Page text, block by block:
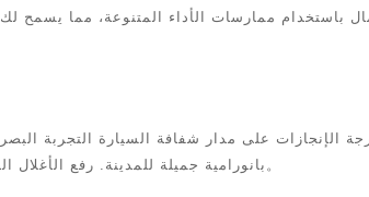
باستخدام ممارسات الأداء المتنوعة، مما
بانورامية جميلة للمدينة. رفع الأغلال البناء من مشاهدة تلك في مكان الحادث。